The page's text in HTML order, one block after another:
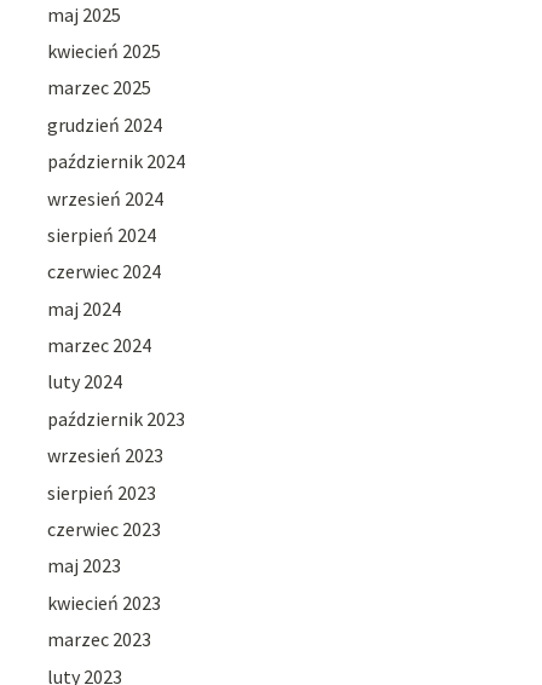
maj 2025
kwiecień 2025
marzec 2025
grudzień 2024
październik 2024
wrzesień 2024
sierpień 2024
czerwiec 2024
maj 2024
marzec 2024
luty 2024
październik 2023
wrzesień 2023
sierpień 2023
czerwiec 2023
maj 2023
kwiecień 2023
marzec 2023
luty 2023